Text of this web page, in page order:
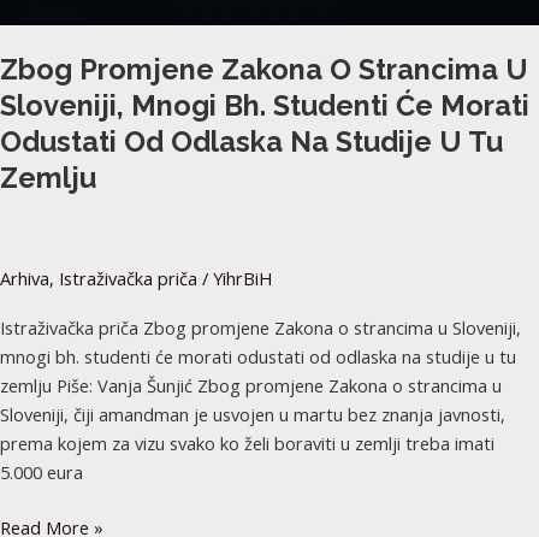
Zbog Promjene Zakona O Strancima U
Sloveniji, Mnogi Bh. Studenti Će Morati
Odustati Od Odlaska Na Studije U Tu
Zemlju
Arhiva, Istraživačka priča / YihrBiH
Istraživačka priča Zbog promjene Zakona o strancima u Sloveniji,
mnogi bh. studenti će morati odustati od odlaska na studije u tu
zemlju Piše: Vanja Šunjić Zbog promjene Zakona o strancima u
Sloveniji, čiji amandman je usvojen u martu bez znanja javnosti,
prema kojem za vizu svako ko želi boraviti u zemlji treba imati
5.000 eura
odustati
od
odlaska
na
studije
u
Read More »